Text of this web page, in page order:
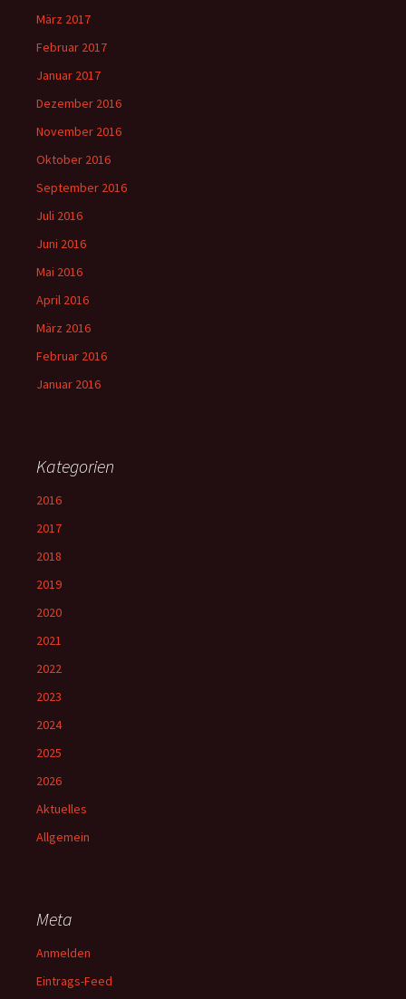
März 2017
Februar 2017
Januar 2017
Dezember 2016
November 2016
Oktober 2016
September 2016
Juli 2016
Juni 2016
Mai 2016
April 2016
März 2016
Februar 2016
Januar 2016
Kategorien
2016
2017
2018
2019
2020
2021
2022
2023
2024
2025
2026
Aktuelles
Allgemein
Meta
Anmelden
Eintrags-Feed